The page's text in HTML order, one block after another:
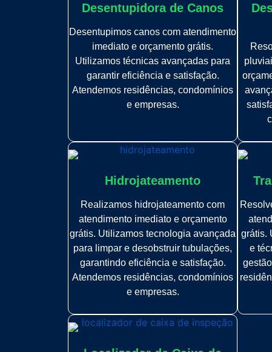
Desentupidora de Canos
Desentupimos canos com atendimento
imediato e orçamento grátis.
Utilizamos técnicas avançadas para
garantir eficiência e satisfação.
Atendemos residências, condomínios
e empresas.
Hidrojateamento
Realizamos hidrojateamento com
atendimento imediato e orçamento
grátis. Utilizamos tecnologia avançada
para limpar e desobstruir tubulações,
garantindo eficiência e satisfação.
Atendemos residências, condomínios
e empresas.
grátis.
e